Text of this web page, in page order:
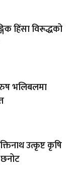
हिंसा विरूद्धको
भलिबलमा
उत्कृष्ट कृषि
छनोट